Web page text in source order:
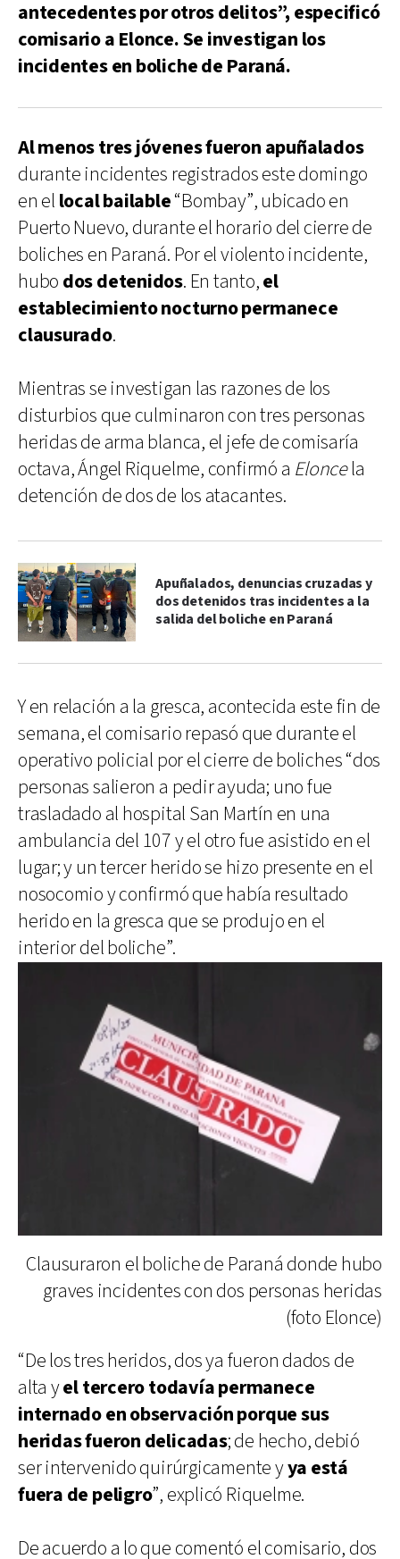
antecedentes por otros delitos”, especificó
comisario a Elonce. Se investigan los
incidentes en boliche de Paraná.
Al menos tres jóvenes fueron apuñalados
durante incidentes registrados este domingo
en el local bailable“Bombay”, ubicado en
Puerto Nuevo, durante el horario del cierre de
boliches en Paraná. Por el violento incidente,
hubo dos detenidos. En tanto,el
establecimiento nocturno permanece
clausurado.
Mientras se investigan las razones de los
disturbios que culminaron con tres personas
heridas de arma blanca, el jefe de comisaría
octava, Ángel Riquelme, confirmó a Eloncela
detención de dos de los atacantes.
Apuñalados, denuncias cruzadas y
dos detenidos tras incidentes a la
salida del boliche en Paraná
Y en relación a la gresca, acontecida este fin de
semana, el comisario repasó que durante el
operativo policial por el cierre de boliches “dos
personas salieron a pedir ayuda; uno fue
trasladado al hospital San Martín en una
ambulancia del 107 y el otro fue asistido en el
lugar; y un tercer herido se hizo presente en el
nosocomio y confirmó que había resultado
herido en la gresca que se produjo en el
interior del boliche”.
Clausuraron el boliche de Paraná donde hubo
graves incidentes con dos personas heridas
(foto Elonce)
“De los tres heridos, dos ya fueron dados de
alta yel tercero todavía permanece
internado en observación porque sus
heridas fueron delicadas; de hecho, debió
ser intervenido quirúrgicamente yya está
fuera de peligro”, explicó Riquelme.
De acuerdo a lo que comentó el comisario, dos